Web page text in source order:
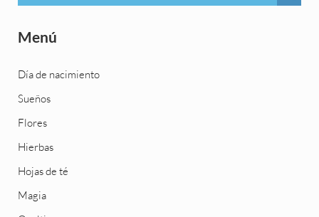
Menú
Día de nacimiento
Sueños
Flores
Hierbas
Hojas de té
Magia